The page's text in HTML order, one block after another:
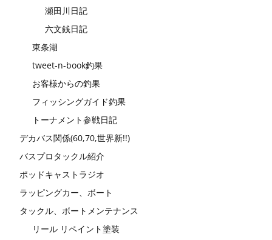
瀬田川日記
六文銭日記
東条湖
tweet-n-book釣果
お客様からの釣果
フィッシングガイド釣果
トーナメント参戦日記
デカバス関係(60,70,世界新!!)
バスプロタックル紹介
ポッドキャストラジオ
ラッピングカー、ボート
タックル、ボートメンテナンス
リール リペイント塗装